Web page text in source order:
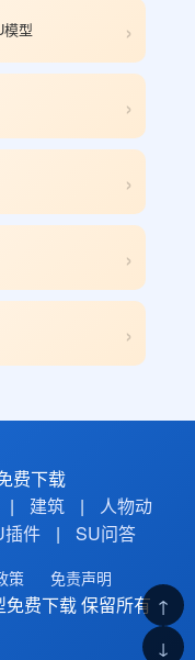
型 ›
›
›
›
›
费下载
| 建筑 |
人物动
插件 | SU问答
策 免责声明
费下载 保留所有 ↑
↓